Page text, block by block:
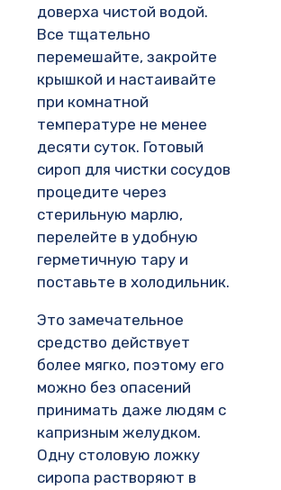
доверха чистой водой.
Все тщательно
перемешайте, закройте
крышкой и настаивайте
при комнатной
температуре не менее
десяти суток. Готовый
сироп для чистки сосудов
процедите через
стерильную марлю,
перелейте в удобную
герметичную тару и
поставьте в холодильник.
Это замечательное
средство действует
более мягко, поэтому его
можно без опасений
принимать даже людям с
капризным желудком.
Одну столовую ложку
сиропа растворяют в